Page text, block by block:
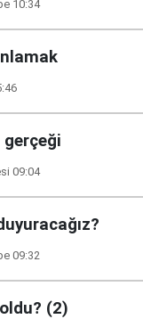
10:34
09:04
09:32
(2)